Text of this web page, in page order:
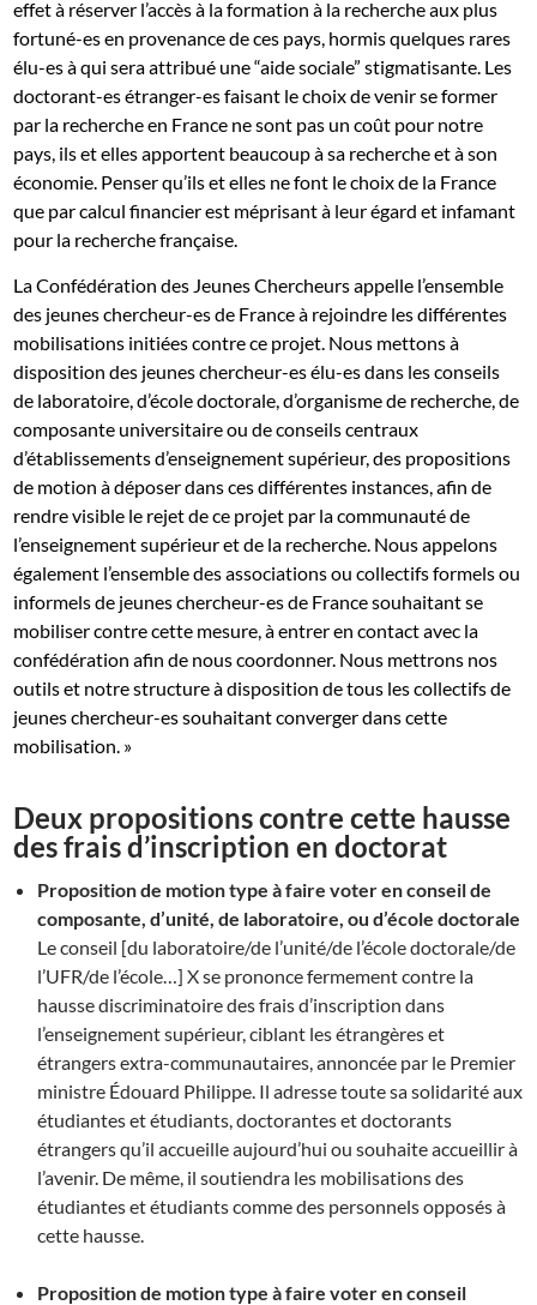
effet à réserver l’accès à la formation à la recherche aux plus
fortuné-es en provenance de ces pays, hormis quelques rares
élu-es à qui sera attribué une “aide sociale” stigmatisante. Les
doctorant-es étranger-es faisant le choix de venir se former
par la recherche en France ne sont pas un coût pour notre
pays, ils et elles apportent beaucoup à sa recherche et à son
économie. Penser qu’ils et elles ne font le choix de la France
que par calcul financier est méprisant à leur égard et infamant
pour la recherche française.
La Confédération des Jeunes Chercheurs appelle l’ensemble
des jeunes chercheur-es de France à rejoindre les différentes
mobilisations initiées contre ce projet. Nous mettons à
disposition des jeunes chercheur-es élu-es dans les conseils
de laboratoire, d’école doctorale, d’organisme de recherche, de
composante universitaire ou de conseils centraux
d’établissements d’enseignement supérieur, des propositions
de motion à déposer dans ces différentes instances, afin de
rendre visible le rejet de ce projet par la communauté de
l’enseignement supérieur et de la recherche. Nous appelons
également l’ensemble des associations ou collectifs formels ou
informels de jeunes chercheur-es de France souhaitant se
mobiliser contre cette mesure, à entrer en contact avec la
confédération afin de nous coordonner. Nous mettrons nos
outils et notre structure à disposition de tous les collectifs de
jeunes chercheur-es souhaitant converger dans cette
mobilisation. »
Deux propositions contre cette hausse
des frais d’inscription en doctorat
Proposition de motion type à faire voter en conseil de
composante, d’unité, de laboratoire, ou d’école doctorale
Le conseil [du laboratoire/de l’unité/de l’école doctorale/de
l’UFR/de l’école…] X se prononce fermement contre la
hausse discriminatoire des frais d’inscription dans
l’enseignement supérieur, ciblant les étrangères et
étrangers extra-communautaires, annoncée par le Premier
ministre Édouard Philippe. Il adresse toute sa solidarité aux
étudiantes et étudiants, doctorantes et doctorants
étrangers qu’il accueille aujourd’hui ou souhaite accueillir à
l’avenir. De même, il soutiendra les mobilisations des
étudiantes et étudiants comme des personnels opposés à
cette hausse.
Proposition de motion type à faire voter en conseil